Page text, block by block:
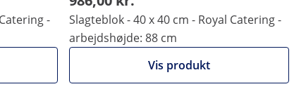
-
Slagteblok - 40 x 40 cm - Royal Catering -
arbejdshøjde: 88 cm
Vis produkt